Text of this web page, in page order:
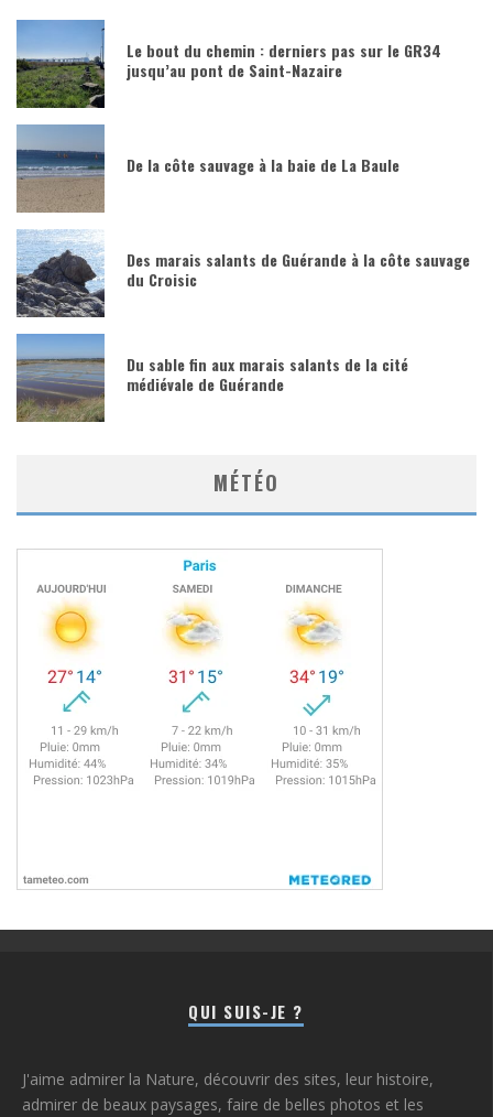
Le bout du chemin : derniers pas sur le GR34
jusqu’au pont de Saint-Nazaire
De la côte sauvage à la baie de La Baule
Des marais salants de Guérande à la côte sauvage
du Croisic
Du sable fin aux marais salants de la cité
médiévale de Guérande
MÉTÉO
QUI SUIS-JE ?
J'aime admirer la Nature, découvrir des sites, leur histoire,
admirer de beaux paysages, faire de belles photos et les